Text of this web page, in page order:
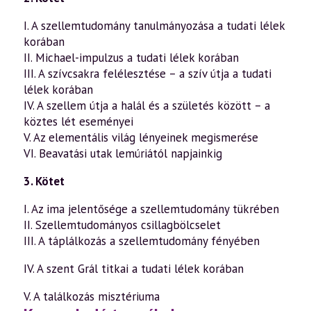
I. A szellemtudomány tanulmányozása a tudati lélek
korában
II. Michael-impulzus a tudati lélek korában
III. A szívcsakra felélesztése – a szív útja a tudati
lélek korában
IV. A szellem útja a halál és a születés között – a
köztes lét eseményei
V. Az elementális világ lényeinek megismerése
VI. Beavatási utak lemúriától napjainkig
3. Kötet
I. Az ima jelentősége a szellemtudomány tükrében
II. Szellemtudományos csillagbölcselet
III. A táplálkozás a szellemtudomány fényében
IV. A szent Grál titkai a tudati lélek korában
V. A találkozás misztériuma